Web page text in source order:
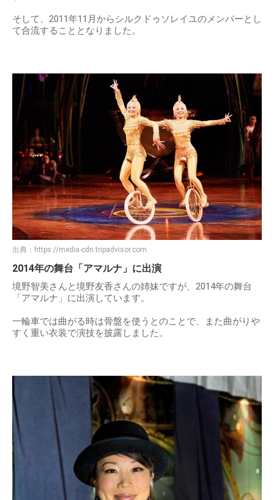
そして、2011年11月からシルクドゥソレイユのメンバーとし
て合流することとなりました。
出典： https://media-cdn.tripadvisor.com
2014年の舞台「アマルナ」に出演
境野智美さんと境野友香さんの姉妹ですが、2014年の舞台
「アマルナ」に出演しています。
一輪車では曲がる時は骨盤を使うとのことで、また曲がりや
すく重い衣装で演技を披露しました。